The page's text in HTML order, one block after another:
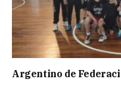
Argentino de